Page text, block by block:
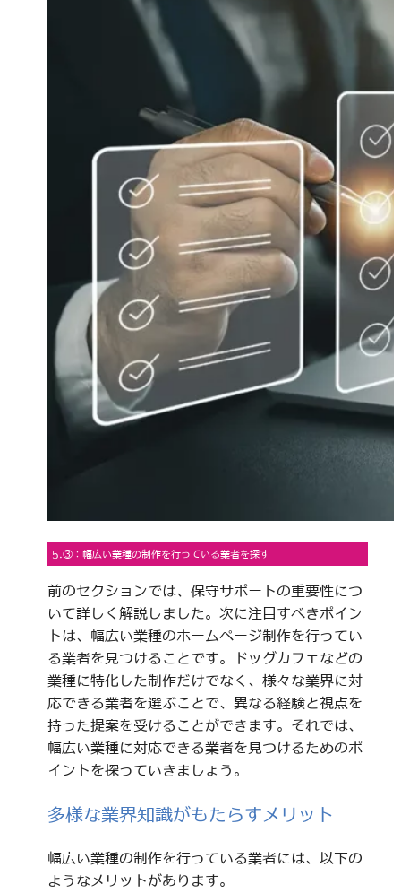
5.③：幅広い業種の制作を行っている業者を探す
前のセクションでは、保守サポートの重要性につ
いて詳しく解説しました。次に注目すべきポイン
トは、幅広い業種のホームページ制作を行ってい
る業者を見つけることです。ドッグカフェなどの
業種に特化した制作だけでなく、様々な業界に対
応できる業者を選ぶことで、異なる経験と視点を
持った提案を受けることができます。それでは、
幅広い業種に対応できる業者を見つけるためのポ
イントを探っていきましょう。
多様な業界知識がもたらすメリット
幅広い業種の制作を行っている業者には、以下の
ようなメリットがあります。